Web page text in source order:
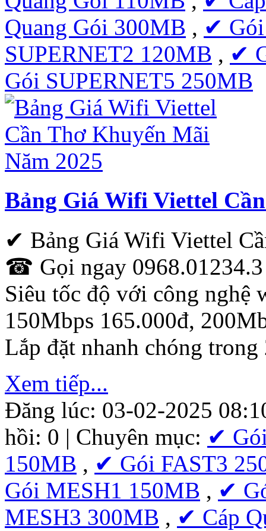
Quang Gói 300MB , ✔ Gói
SUPERNET2 120MB , ✔
Gói SUPERNET5 250MB
Bảng Giá Wifi Viettel
✔ Bảng Giá Wifi Viettel
☎ Gọi ngay
Siêu tốc độ với công nghệ
150Mbps 165.000đ,
Lắp đặt nhanh chóng trong
Xem tiếp...
Đăng lúc: 03-02-2025
hồi: 0 | Chuyên mục: ✔
150MB , ✔ Gói FAST3
Gói MESH1 150MB , ✔
MESH3 300MB , ✔ Cáp